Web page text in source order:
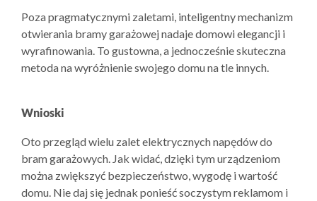
Poza pragmatycznymi zaletami, inteligentny mechanizm
otwierania bramy garażowej nadaje domowi elegancji i
wyrafinowania. To gustowna, a jednocześnie skuteczna
metoda na wyróżnienie swojego domu na tle innych.
Wnioski
Oto przegląd wielu zalet elektrycznych napędów do
bram garażowych. Jak widać, dzięki tym urządzeniom
można zwiększyć bezpieczeństwo, wygodę i wartość
domu. Nie daj się jednak ponieść soczystym reklamom i